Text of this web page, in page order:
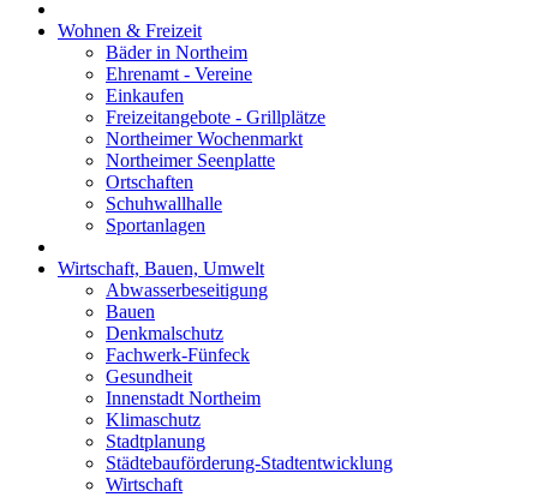
Wohnen & Freizeit
Bäder in Northeim
Ehrenamt - Vereine
Einkaufen
Freizeitangebote - Grillplätze
Northeimer Wochenmarkt
Northeimer Seenplatte
Ortschaften
Schuhwallhalle
Sportanlagen
Wirtschaft, Bauen, Umwelt
Abwasserbeseitigung
Bauen
Denkmalschutz
Fachwerk-Fünfeck
Gesundheit
Innenstadt Northeim
Klimaschutz
Stadtplanung
Städtebauförderung-Stadtentwicklung
Wirtschaft